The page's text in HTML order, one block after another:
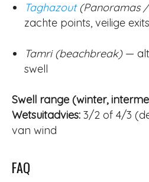
Taghazout(Panoramas
zachte points, veilige exits
Tamri (beachbreak)—
swell
Swell range (winter,
Wetsuitadvies: 3/2 of 4/3
van wind
FAQ